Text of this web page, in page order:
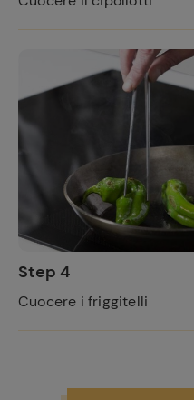
Step 4
Cuocere i friggitelli
Ricette